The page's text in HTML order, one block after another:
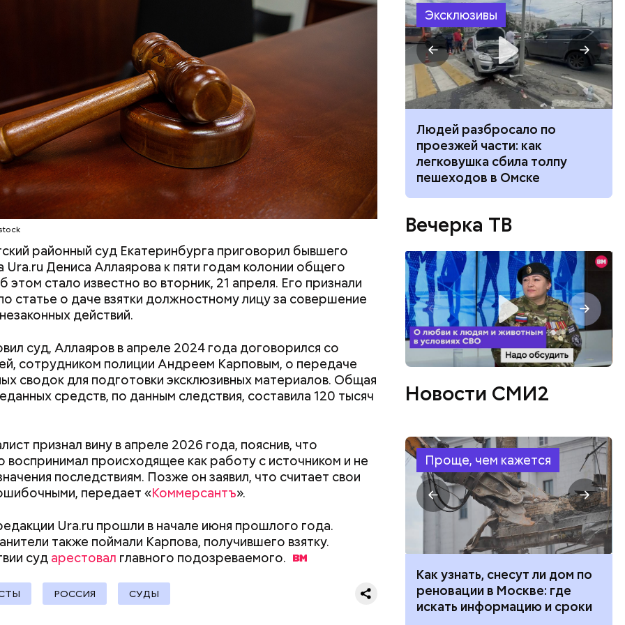
районный суд Екатеринбурга приговорил бывшего
Ura.ru Дениса Аллаярова к пяти годам колонии общего
стало известно во вторник, 21 апреля. Его признали
статье о даче взятки должностному лицу за совершение
действий.
суд, Аллаяров в апреле 2024 года договорился со
сотрудником полиции Андреем Карповым, о передаче
сводок для подготовки эксклюзивных материалов. Общая
средств, по данным следствия, составила 120 тысяч
признал вину в апреле 2026 года, пояснив, что
воспринимал происходящее как работу с источником и не
последствиям. Позже он заявил, что считает свои
передает «Коммерсантъ».
Ura.ru прошли в начале июня прошлого года.
также поймали Карпова, получившего взятку.
сударестовал главного подозреваемого.
РОССИЯ СУДЫ
считали, что в период с 2019 по 2021 год Гасанов
уплаты налогов на более чем 170 миллионов рублей. Эти
распределил между родственниками и собственными
отравить только отчима. Тогда следователи
что мотивом преступления была квартира родителей,
их смерти перешла бы сыну. Но спустя несколько
был жертвой Миссюры
Эксклюзивы
Хотела спасти малыша: как
мать и сын погибли при
падении из окна в Раменском
Вода за 10 тысяч: поможет ли
японский напиток сбросить
лишний вес
Людей разбросало по
проезжей части: как
легковушка сбила толпу
пешеходов в Омске
Вечерка ТВ
Новости СМИ2
Проще, чем кажется
не получить штраф
рублей от государства при
Как узнать, снесут ли дом по
реновации в Москве: где
искать информацию и сроки